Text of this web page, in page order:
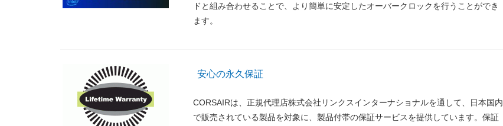
ドと組み合わせることで、より簡単に安定したオーバークロックを行うことができ
ます。
安心の永久保証
CORSAIRは、正規代理店株式会社リンクスインターナショナルを通して、日本国内
で販売されている製品を対象に、製品付帯の保証サービスを提供しています。保証